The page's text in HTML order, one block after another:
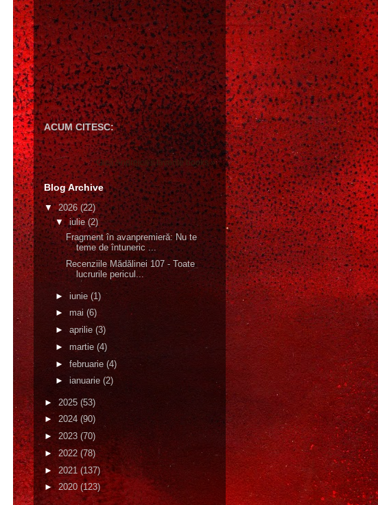
ACUM CITESC:
Gică Andreica's favorite books »
Blog Archive
▼2026(22)
▼iulie(2)
Fragment în avanpremieră: Nu te
teme de întuneric ...
Recenziile Mădălinei 107 - Toate
lucrurile pericul...
► iunie (1)
► mai (6)
► aprilie (3)
► martie (4)
► februarie (4)
► ianuarie (2)
► 2025 (53)
► 2024 (90)
► 2023 (70)
► 2022 (78)
► 2021(137)
► 2020(123)